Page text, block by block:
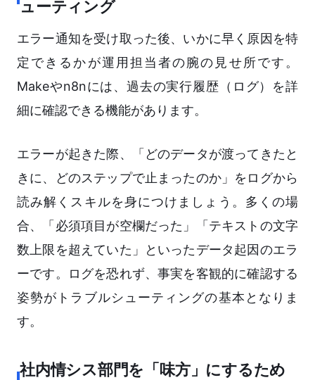
ューティング
エラー通知を受け取った後、いかに早く原因を特
定できるかが運用担当者の腕の見せ所です。
Makeやn8nには、過去の実行履歴（ログ）を詳
細に確認できる機能があります。
エラーが起きた際、「どのデータが渡ってきたと
きに、どのステップで止まったのか」をログから
読み解くスキルを身につけましょう。多くの場
合、「必須項目が空欄だった」「テキストの文字
数上限を超えていた」といったデータ起因のエラ
ーです。ログを恐れず、事実を客観的に確認する
姿勢がトラブルシューティングの基本となりま
す。
社内情シス部門を「味方」にするため